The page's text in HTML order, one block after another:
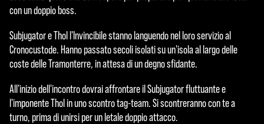
p
t
&
P
con un doppio boss.
Subjugator e Thol l'Invincibile stanno languendo nel loro servizio al
Cronocustode. Hanno passato secoli isolati su un'isola al largo delle
coste delle Tramonterre, in attesa di un degno sfidante.
All'inizio dell'incontro dovrai affrontare il Subjugator fluttuante e
l'imponente Thol in uno scontro tag-team. Si scontreranno con te a
turno, prima di unirsi per un letale doppio attacco.